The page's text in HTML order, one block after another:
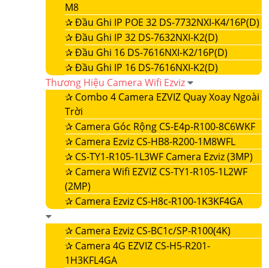
M8
✰Đầu Ghi IP POE 32 DS-7732NXI-K4/16P(D)
✰Đầu Ghi IP 32 DS-7632NXI-K2(D)
✰Đầu Ghi 16 DS-7616NXI-K2/16P(D)
✰Đầu Ghi IP 16 DS-7616NXI-K2(D)
Thương Hiệu Camera Wifi Ezviz
✰ Combo 4 Camera EZVIZ Quay Xoay Ngoài
Trời
✰ Camera Góc Rộng CS-E4p-R100-8C6WKF
✰ Camera Ezviz CS-HB8-R200-1M8WFL
✰ CS-TY1-R105-1L3WF Camera Ezviz (3MP)
✰ Camera Wifi EZVIZ CS-TY1-R105-1L2WF
(2MP)
✰ Camera Ezviz CS-H8c-R100-1K3KF4GA
✰ Camera Ezviz CS-BC1c/SP-R100(4K)
✰ Camera 4G EZVIZ CS-H5-R201-
1H3KFL4GA